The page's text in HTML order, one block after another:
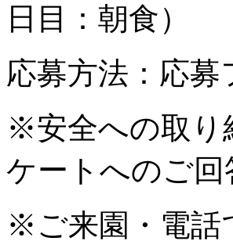
日目：朝食）
応募方法：応
※安全への取り
ケートへのご
※ご来園・電話